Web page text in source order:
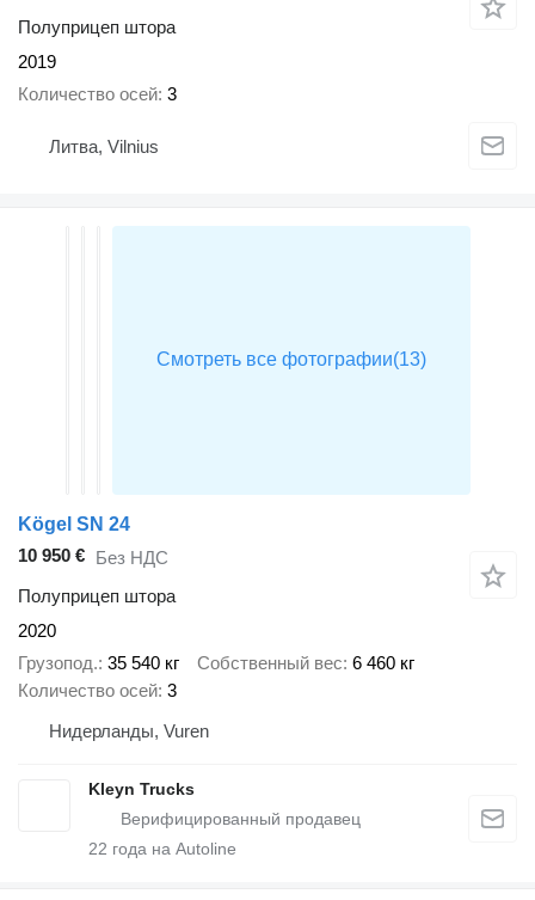
Полуприцеп штора
2019
Количество осей 3
Литва, Vilnius
Kögel SN 24
10 950 € Без НДС
Полуприцеп штора
2020
Грузопод. 35 540 кг Собственный вес 6 460 кг
Количество осей 3
Нидерланды, Vuren
Kleyn Trucks
22 года на Autoline